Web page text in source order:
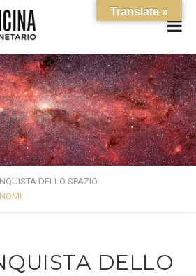
DELLO SPAZIO
DELLO
Translate »